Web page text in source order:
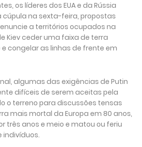
os líderes dos EUA e da Rússia
na sexta-feira, propostas
a territórios ocupados na
Kiev ceder uma faixa de terra
congelar as linhas de frente em
algumas das exigências de Putin
difíceis de serem aceitas pela
o terreno para discussões tensas
mais mortal da Europa em 80 anos,
três anos e meio e matou ou feriu
indivíduos.